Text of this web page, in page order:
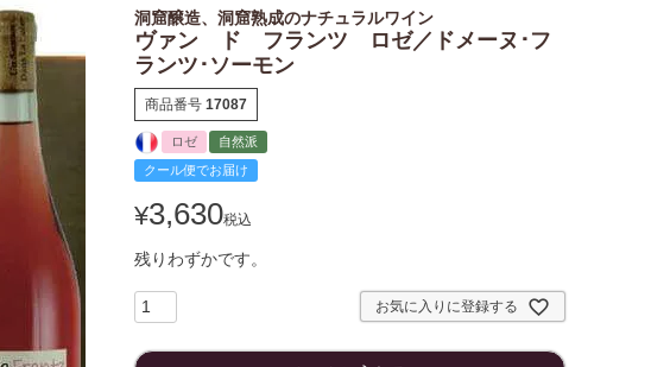
洞窟醸造、洞窟熟成のナチュラルワイン
ヴァン ド フランツ ロゼ／ドメーヌ･フ
ランツ･ソーモン
商品番号 17087
ロゼ
自然派
クール便でお届け
¥3,630税込
残りわずかです。
お気に入りに登録する